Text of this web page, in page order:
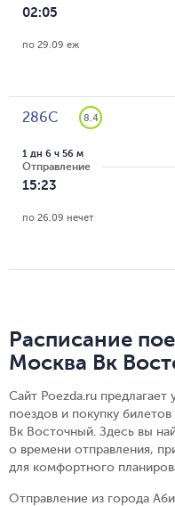
02:05
по 29.09 еж
286С 8.4
Отправление
15:23
1 дн 6 ч 56 м
по 26.09 нечет
Расписание
Москва Вк
Сайт Poezda.ru
поездов и покупку
Вк Восточный. Здесь вы
о времени отправления,
для комфортного
Отправление из города